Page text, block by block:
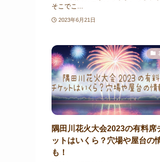
そこでこ...
2023年6月21日
隅田川花火大会2023の有料席
ットはいくら？穴場や屋台の
も！